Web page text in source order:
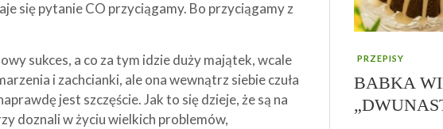
się pytanie CO przyciągamy. Bo przyciągamy z
sukces, a co za tym idzie duży majątek, wcale
i zachcianki, ale ona wewnątrz siebie czuła
jest szczęście. Jak to się dzieje, że są na
doznali w życiu wielkich problemów,
PRZEPISY
BABKA